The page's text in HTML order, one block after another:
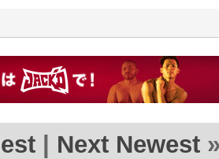
| Next Newest